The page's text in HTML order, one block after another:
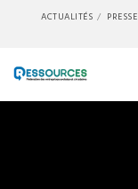
ACTUALITÉS PRESSE